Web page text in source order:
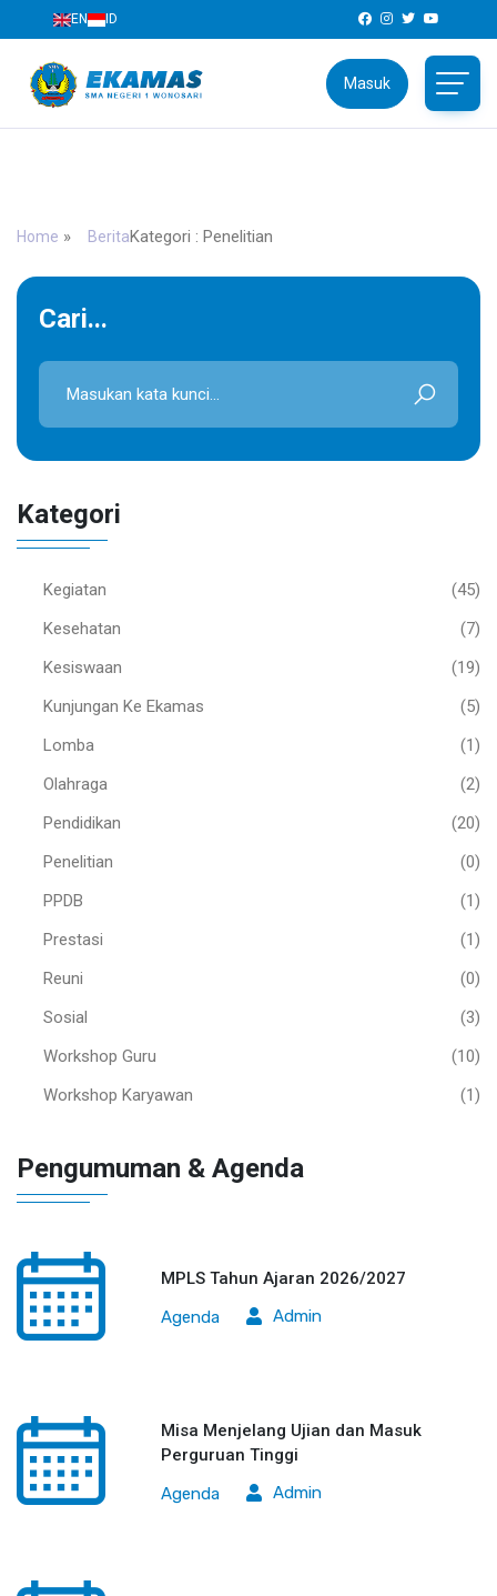
EN ID
Masuk
Home » BeritaKategori : Penelitian
Cari...
Kategori
Kegiatan
(45)
Kesehatan
(7)
Kesiswaan
(19)
Kunjungan Ke Ekamas
(5)
Lomba
(1)
Olahraga
(2)
Pendidikan
(20)
Penelitian
(0)
PPDB
(1)
Prestasi
(1)
Reuni
(0)
Sosial
(3)
Workshop Guru
(10)
Workshop Karyawan
(1)
Pengumuman & Agenda
MPLS Tahun Ajaran 2026/2027
Agenda
Admin
Misa Menjelang Ujian dan Masuk
Perguruan Tinggi
Agenda
Admin